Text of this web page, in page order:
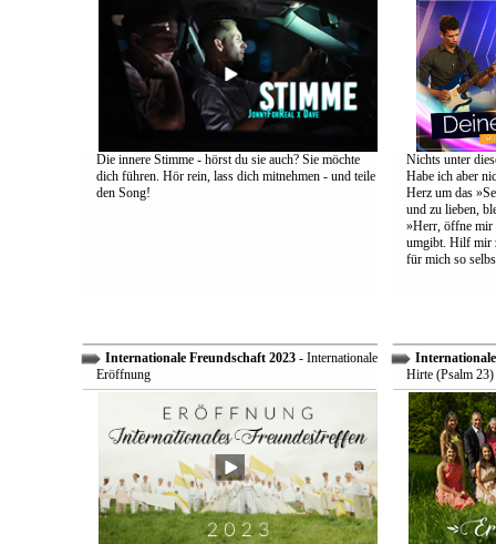
Die innere Stimme - hörst du sie auch? Sie möchte
dich führen. Hör rein, lass dich mitnehmen - und teile
den Song!
Nichts unter
Habe ich aber
Herz um das
und zu lieben,
»Herr, öffne mir
umgibt. Hilf mir
für mich so
Internationale Freundschaft 2023- Internationale
Eröffnung
Hirte (Psalm 23)